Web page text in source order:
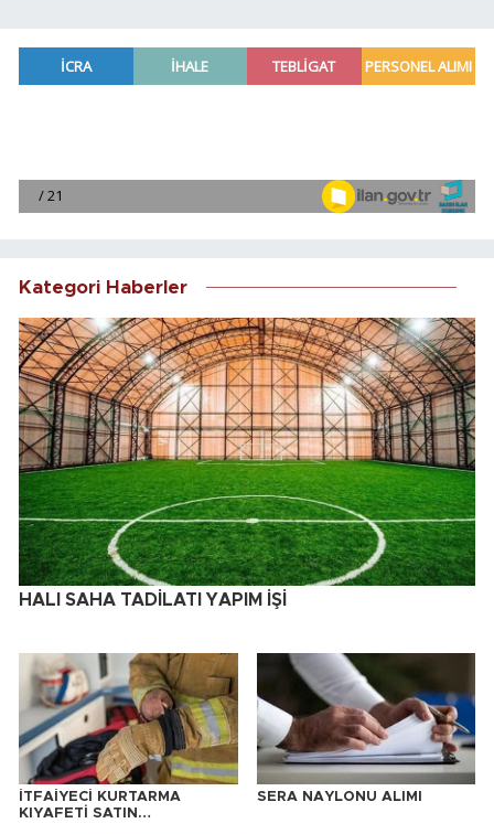
Kategori Haberler
HALI SAHA TADİLATI YAPIM İŞİ
İTFAİYECİ KURTARMA
KIYAFETİ SATIN
SERA NAYLONU ALIMI